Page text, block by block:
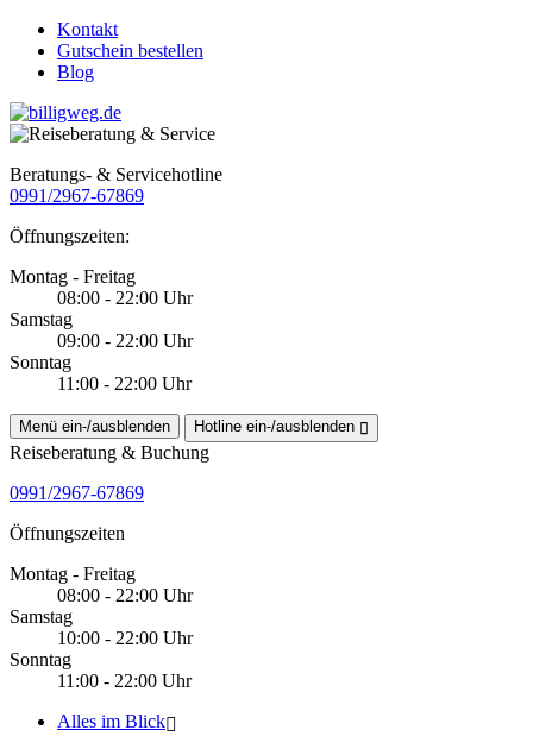
Kontakt
Gutschein bestellen
Blog
Beratungs- & Servicehotline
0991/2967-67869
Öffnungszeiten:
Montag - Freitag
08:00 - 22:00 Uhr
Samstag
09:00 - 22:00 Uhr
Sonntag
11:00 - 22:00 Uhr
Menü ein-/ausblenden Hotline ein-/ausblenden
Reiseberatung & Buchung
0991/2967-67869
Öffnungszeiten
Montag - Freitag
08:00 - 22:00 Uhr
Samstag
10:00 - 22:00 Uhr
Sonntag
11:00 - 22:00 Uhr
Alles im Blick